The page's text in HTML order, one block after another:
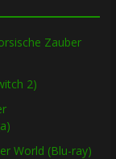
Zauber
2)
World (Blu-ray)